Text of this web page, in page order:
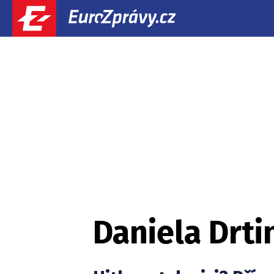
Daniela